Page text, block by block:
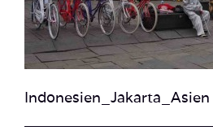
Indonesien_Jakarta_Asien